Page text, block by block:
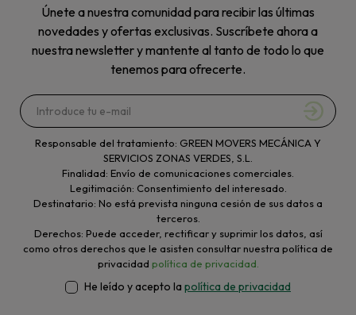
Únete a nuestra comunidad para recibir las últimas
novedades y ofertas exclusivas. Suscríbete ahora a
nuestra newsletter y mantente al tanto de todo lo que
tenemos para ofrecerte.
Responsable del tratamiento: GREEN MOVERS MECÁNICA Y
SERVICIOS ZONAS VERDES, S.L.
Finalidad: Envío de comunicaciones comerciales.
Legitimación: Consentimiento del interesado.
Destinatario: No está prevista ninguna cesión de sus datos a
terceros.
Derechos: Puede acceder, rectificar y suprimir los datos, así
como otros derechos que le asisten consultar nuestra política de
privacidad política de privacidad.
He leído y acepto la política de privacidad